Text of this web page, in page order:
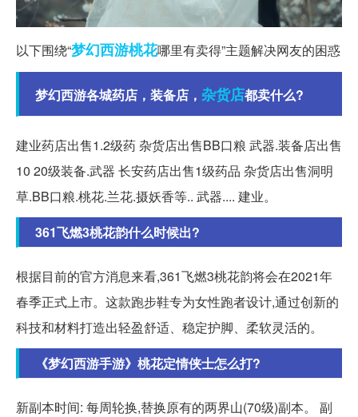
以下围绕“梦幻西游桃花哪里有卖得”主题解决网友的困惑
梦幻西游各城药店，装备店， 杂货店都卖什么?
建业药店出售1.2级药 杂货店出售BB口粮 武器.装备店出售
10 20级装备.武器 长安药店出售1级药品 杂货店出售洞明
草.BB口粮.桃花.兰花.摄妖香等.. 武器.... 建业。
361飞燃3桃花韵什么时候出?
根据目前的官方消息来看,361飞燃3桃花韵将会在2021年
春季正式上市。这款跑步鞋专为女性跑者设计,通过创新的
科技和材料打造出轻盈舒适、稳定护脚、柔软灵活的。
《梦幻西游手游》桃花定情侠士怎么打?
新副本时间: 每周轮换,替换原有的两界山(70级)副本。 副